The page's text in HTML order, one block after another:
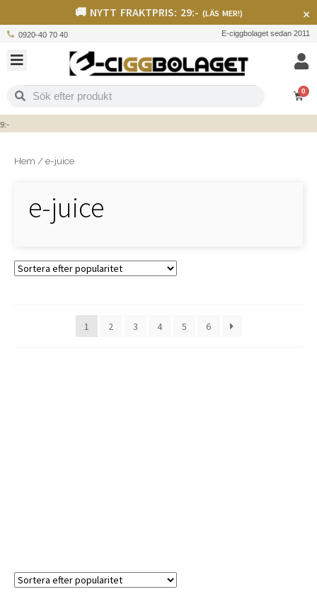
🚚 NYTT FRAKTPRIS: 29:- (LÄS MER!) ×
0920-40 70 40 E-ciggbolaget sedan 2011
0
Hem /e-juice
e-juice
1 2 3 4 5 6